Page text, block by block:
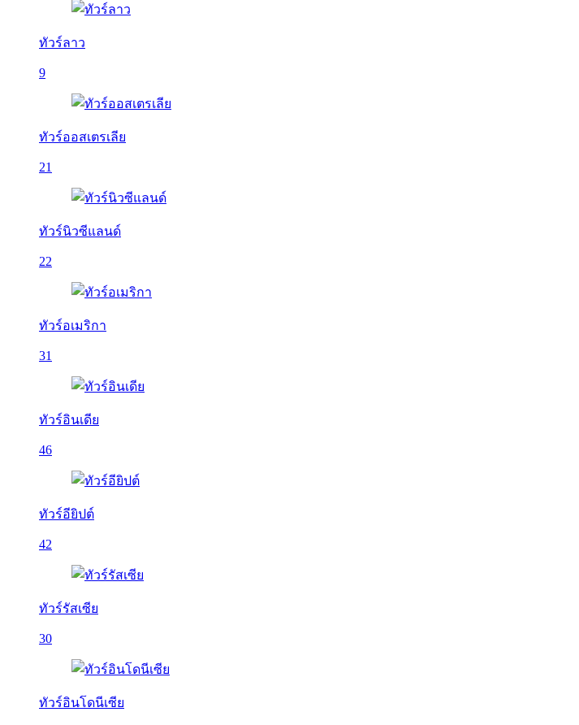
ทัวร์ลาว
9
ทัวร์ออสเตรเลีย
21
ทัวร์นิวซีแลนด์
22
ทัวร์อเมริกา
31
ทัวร์อินเดีย
46
ทัวร์อียิปต์
42
ทัวร์รัสเซีย
30
ทัวร์อินโดนีเซีย